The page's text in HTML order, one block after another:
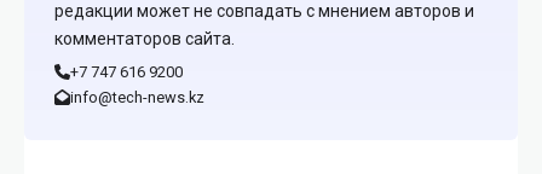
редакции может не совпадать с мнением авторов и
комментаторов сайта.
+7 747 616 9200
info@tech-news.kz